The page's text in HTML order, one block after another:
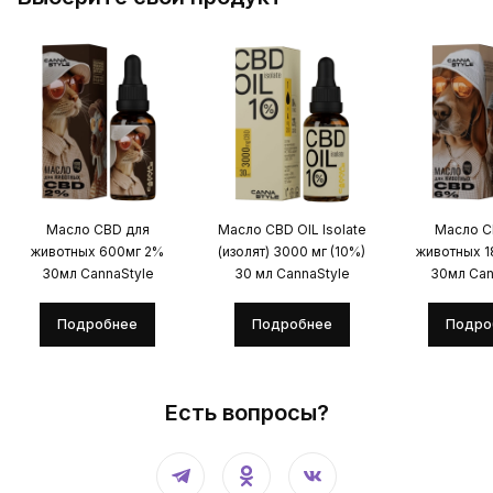
Масло CBD для
животных 600мг 2%
30мл CannaStyle
Подробнее
Масло CBD OIL Isolate
(изолят) 3000 мг (10%)
30 мл CannaStyle
Подробнее
Масло
животных
30мл
Есть вопросы?